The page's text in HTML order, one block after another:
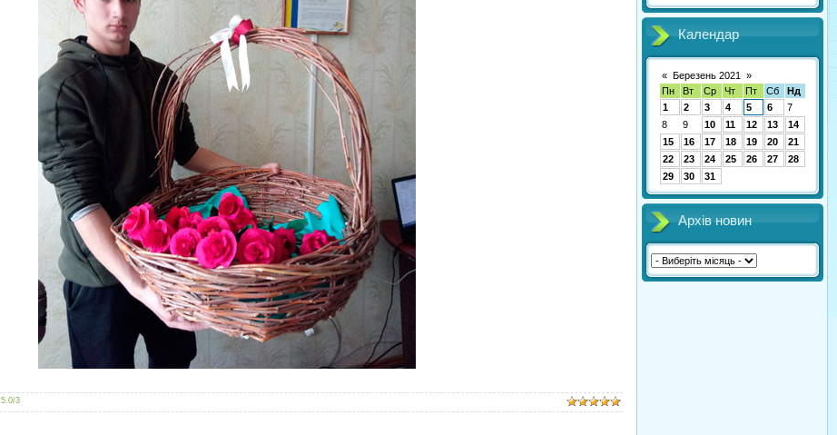
5.0/3
Календар
« Березень 2021
»
Пн
Вт Ср Чт Пт Сб
Нд
1
2 3 4 5 6
7
8
9 10 11 12 13
14
15
16 17 18 19 20
21
22
23 24 25 26 27
28
29
30 31
Архів новин